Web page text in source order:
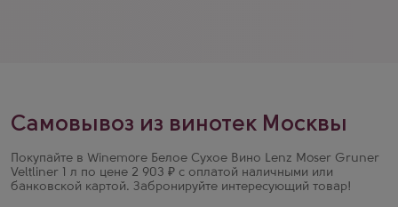
Самовывоз из винотек Москвы
Покупайте в Winemore Белое Сухое Вино Lenz Moser Gruner
Veltliner 1 л по цене 2 903 ₽ с оплатой наличными или
банковской картой. Забронируйте интересующий товар!